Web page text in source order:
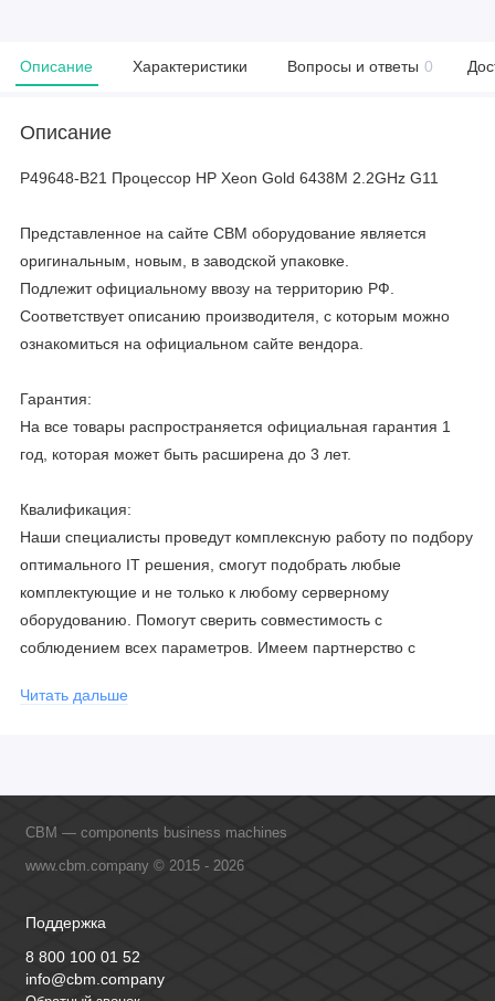
Описание Характеристики Вопросы и ответы 0
Описание
P49648-B21 Процессор HP Xeon Gold 6438M 2.2GHz G11
Представленное на сайте CBM оборудование является
оригинальным, новым, в заводской упаковке.
Подлежит официальному ввозу на территорию РФ.
Соответствует описанию производителя, с которым можно
ознакомиться на официальном сайте вендора.
Гарантия:
На все товары распространяется официальная гарантия 1
год, которая может быть расширена до 3 лет.
Квалификация:
Наши специалисты проведут комплексную работу по подбору
оптимального IT решения, смогут подобрать любые
комплектующие и не только к любому серверному
оборудованию. Помогут сверить совместимость с
соблюдением всех параметров. Имеем партнерство с
обучение сотрудников, что позволяет исключить ошибки даже
Читать дальше
CBM — components business machines
www.cbm.company © 2015 - 2026
Поддержка
8 800 100 01 52
info@cbm.company